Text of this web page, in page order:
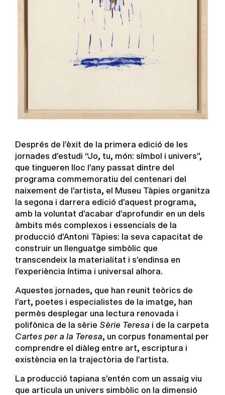
Després de l’èxit de la primera edició de les
jornades d’estudi “Jo, tu, món: símbol i univers”,
que tingueren lloc l’any passat dintre del
programa commemoratiu del centenari del
naixement de l’artista, el Museu Tàpies organitza
la segona i darrera edició d’aquest programa,
amb la voluntat d’acabar d’aprofundir en un dels
àmbits més complexos i essencials de la
producció d’Antoni Tàpies: la seva capacitat de
construir un llenguatge simbòlic que
transcendeix la materialitat i s’endinsa en
l’experiència íntima i universal alhora.
Aquestes jornades, que han reunit teòrics de
l’art, poetes i especialistes de la imatge, han
permès desplegar una lectura renovada i
polifònica de la sèrie Sèrie Teresa i de la carpeta
Cartes per a la Teresa, un corpus fonamental per
comprendre el diàleg entre art, escriptura i
existència en la trajectòria de l’artista.
La producció tapiana s’entén com un assaig viu
que articula un univers simbòlic on la dimensió